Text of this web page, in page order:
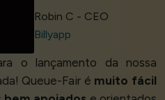
Robin C - CEO
Billyapp
o lançamento da nossa
Queue-Fair é muito fácil